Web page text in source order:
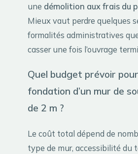
une démolition aux frais du
Mieux vaut perdre quelques
formalités administratives
casser une fois l’ouvrage
Quel budget prévoir
fondation d’un mur de
de 2 m ?
Le coût total dépend de
type de mur, accessibilité du